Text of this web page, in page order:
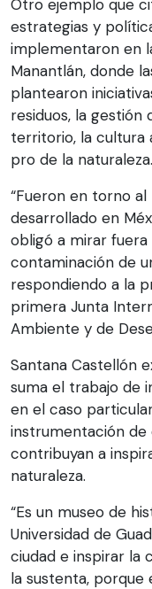
Otro ejemplo que
estrategias y
implementaron en
Manantlán, donde
plantearon
residuos, la
territorio, la cultura
pro de la naturaleza.
“Fueron en torno
desarrollado en
obligó a mirar
contaminación de
respondiendo a la
primera Junta
Ambiente y de
Santana Castellón
suma el trabajo de
en el caso
instrumentación de
contribuyan a
naturaleza.
“Es un museo de
Universidad de
ciudad e inspirar la
la sustenta, porque